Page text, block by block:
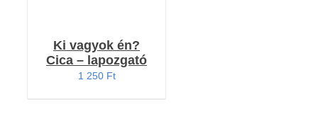
Ki vagyok én?
Cica – lapozgató
1 250 Ft